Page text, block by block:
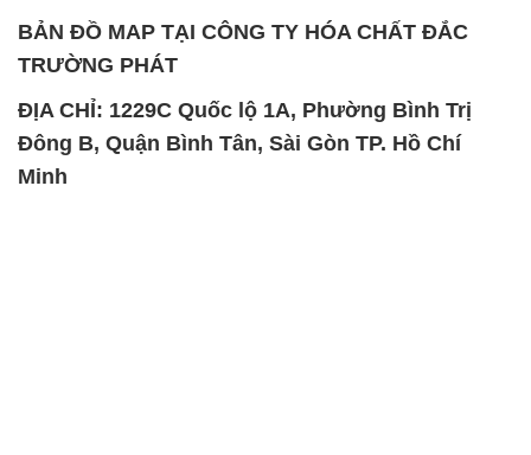
BẢN ĐỒ MAP TẠI CÔNG TY HÓA CHẤT ĐẮC
TRƯỜNG PHÁT
ĐỊA CHỈ: 1229C Quốc lộ 1A, Phường Bình Trị
Đông B, Quận Bình Tân, Sài Gòn TP. Hồ Chí
Minh